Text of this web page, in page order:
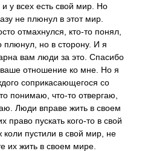
у всех есть свой мир. Но
не плюнул в этот мир.
отмахнулся, кто-то понял,
плюнул, но в сторону. И я
вам люди за это. Спасибо
отношение ко мне. Но я
соприкасающегося со
понимаю, что-то отвергаю,
Люди вправе жить в своем
право пускать кого-то в свой
коли пустили в свой мир, не
их жить в своем мире.